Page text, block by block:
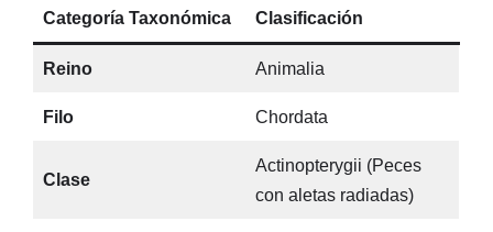
Categoría Taxonómica Clasificación
Reino Animalia
Filo Chordata
Clase
Actinopterygii (Peces
con aletas radiadas)